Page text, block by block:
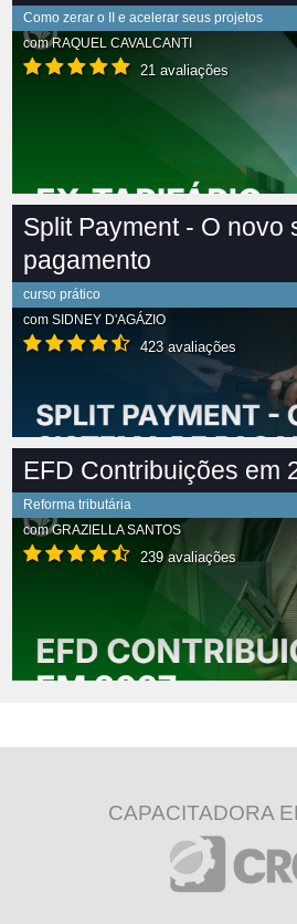
Como zerar o II e acelerar seus projetos
comRAQUEL CAVALCANTI
21 avaliações
Split Payment - O novo
pagamento
curso prático
com SIDNEY D'AGÁZIO
423 avaliações
EFD Contribuições em
Reforma tributária
comGRAZIELLA SANTOS
239 avaliações
CAPACITADORA